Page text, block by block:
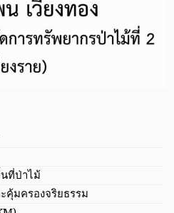
ที่ป่าไม้
คุ้มครองจริยธรรม